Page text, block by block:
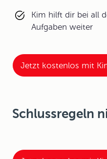
Kim hilft dir bei all
Aufgaben weiter
Jetzt kostenlos mit
Schlussregeln